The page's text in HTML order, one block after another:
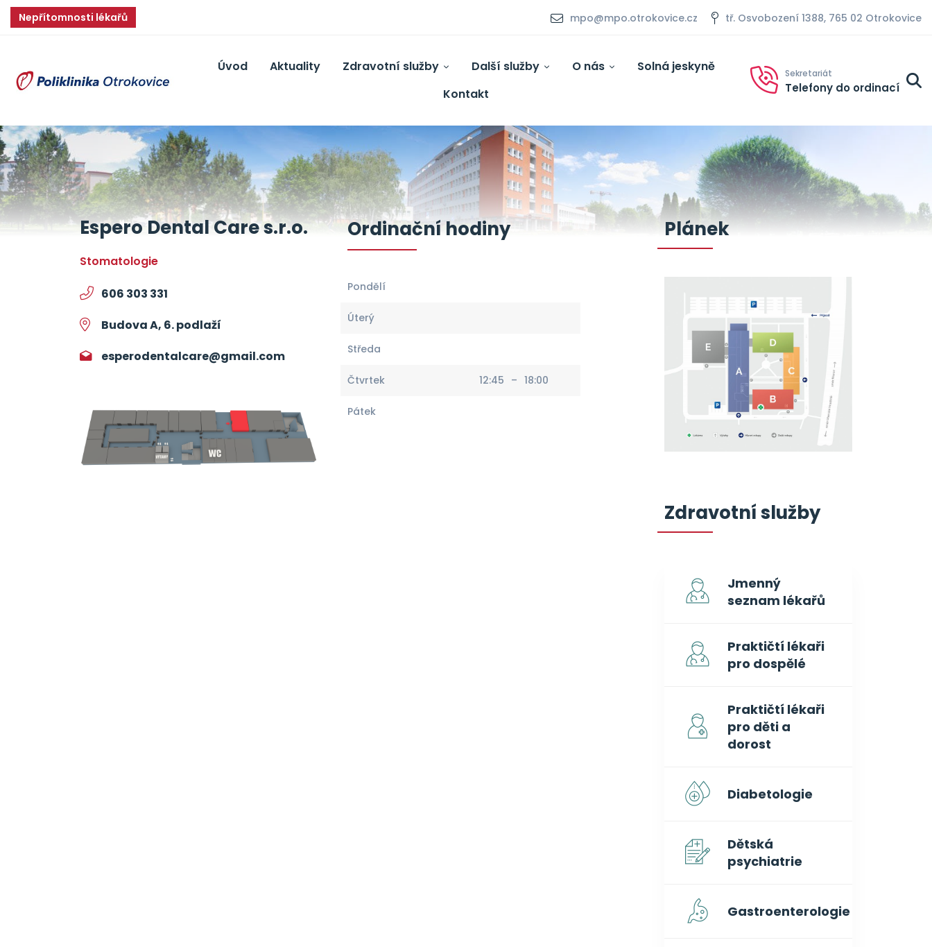
Nepřítomnosti lékařů mpo@mpo.otrokovice.cz tř. Osvobození 1388, 765 02 Otrokovice
Úvod Aktuality Zdravotní služby Další služby O nás
Solná jeskyně
Kontakt
Sekretariát
Telefony do ordinací
Espero Dental Care s.r.o.
stomatologie
606 303 331
Budova A, 6. podlaží
esperodentalcare@gmail.com
Ordinační hodiny
Pondělí
Úterý
Středa
Čtvrtek 12:45 – 18:00
Pátek
Plánek
Zdravotní služby
Jmenný
seznam lékařů
Praktičtí lékaři
pro dospělé
Praktičtí lékaři
pro děti a
dorost
Diabetologie
Dětská
psychiatrie
Gastroenterologie